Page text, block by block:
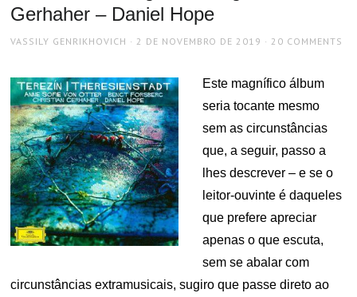
Gerhaher – Daniel Hope
AUTHOR
VASSILY GENRIKHOVICH
POSTED
2 DE NOVEMBRO DE 2019 20 COMMENTS
Este magnífico álbum
seria tocante mesmo
sem as circunstâncias
que, a seguir, passo a
lhes descrever – e se o
leitor-ouvinte é daqueles
que prefere apreciar
apenas o que escuta,
sem se abalar com
circunstâncias extramusicais, sugiro que passe direto ao